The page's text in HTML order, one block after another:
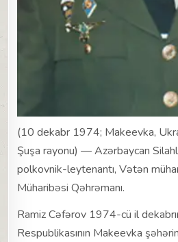
(10 dekabr 1974; Makeevka,
Şuşa rayonu) — Azərbaycan
polkovnik-leytenantı, Vətən
Müharibəsi Qəhrəmanı.
Ramiz Cəfərov 1974-cü il
Respublikasının Makeevka